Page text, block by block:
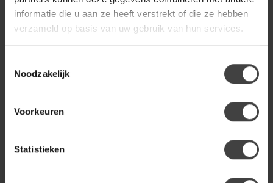
informatie die u aan ze heeft verstrekt of die ze hebben
verzameld op basis van uw gebruik van hun services.
Noodzakelijk
Voorkeuren
Statistieken
Heb je een vraag over dit product?
op met onze klantenservice
info@dewoonwinkel.nlof
+31
224 850 926. We helpen je graag.